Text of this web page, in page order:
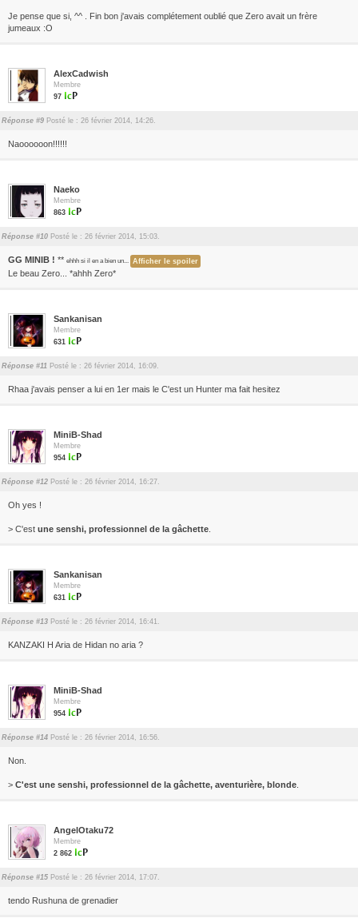
Je pense que si, ^^ . Fin bon j'avais complétement oublié que Zero avait un frère
jumeaux :O
AlexCadwish
Membre
97
Réponse #9 Posté le : 26 février 2014, 14:26.
Naoooooon!!!!!!
Naeko
Membre
863
Réponse #10 Posté le : 26 février 2014, 15:03.
GG MINIB ! ** ehhh si il en a bien un...
Le beau Zero... *ahhh Zero*
Sankanisan
Membre
631
Réponse #11 Posté le : 26 février 2014, 16:09.
Rhaa j'avais penser a lui en 1er mais le C'est un Hunter ma fait hesitez
MiniB-Shad
Membre
954
Réponse #12 Posté le : 26 février 2014, 16:27.
Oh yes !
> C'est une senshi, professionnel de la gâchette
Sankanisan
Membre
631
Réponse #13 Posté le : 26 février 2014, 16:41.
KANZAKI H Aria de Hidan no aria ?
MiniB-Shad
Membre
954
Réponse #14 Posté le : 26 février 2014, 16:56.
Non.
> C'est une senshi, professionnel de la gâchette, aventurière, blonde
AngelOtaku72
Membre
2 862
Réponse #15 Posté le : 26 février 2014, 17:07.
tendo Rushuna de grenadier